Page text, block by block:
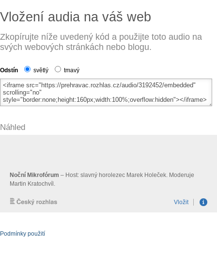
Vložení audia na váš web
Zkopírujte níže uvedený kód a použijte toto audio na
svých webových stránkách nebo blogu.
Odstín světlý tmavý
Náhled
Podmínky použití